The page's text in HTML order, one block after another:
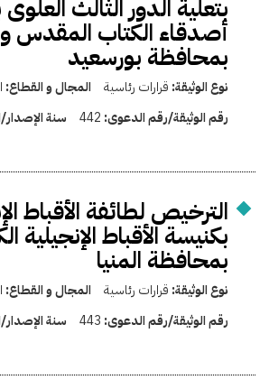
بتعلية الدور الثالث
أصدقاء الكتاب المقدس
بمحافظة بورسعيد
نوع الوثيقة: قرارات رئاسية المجال و القطاع:
رقم الوثيقة/رقم الدعوى: 442 سنة
الترخيص لطائفة الأقباط
بكنيسة الأقباط الإنجيلية
بمحافظة المنيا
نوع الوثيقة: قرارات رئاسية المجال و القطاع:
رقم الوثيقة/رقم الدعوى: 443 سنة